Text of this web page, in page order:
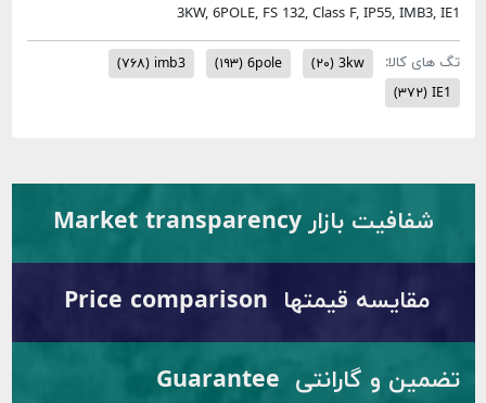
3KW, 6POLE, FS 132, Class F, IP55,
کالا: 3kw (۲۰) 6pole (۱۹۳) imb3
(۷۶۸)
(۳۷۲)
شفافیت بازار Market transparency
مقایسه قیمتها Price comparison
تضمین و گارانتی Guarantee